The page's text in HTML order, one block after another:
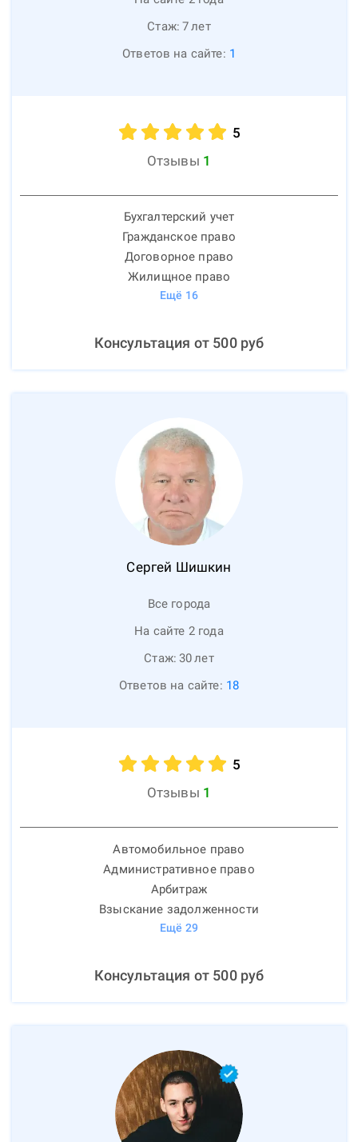
Стаж: 7лет
Ответов на сайте: 1
5
Отзывы 1
Бухгалтерский учет
Гражданское право
Договорное право
Жилищное право
Ещё 16
Консультация от 500руб
Сергей Шишкин
Все города
На сайте 2 года
Стаж: 30лет
Ответов на сайте: 18
5
Отзывы 1
Автомобильное право
Административное право
Арбитраж
Взыскание задолженности
Ещё 29
Консультация от 500руб